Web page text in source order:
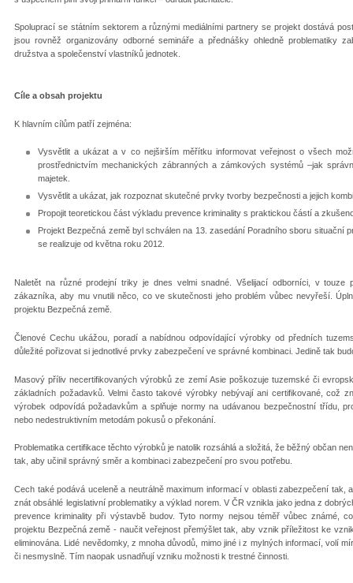
Spoluprací se státním sektorem a různými mediálními partnery se projekt dostává
jsou rovněž organizovány odborné semináře a přednášky ohledně problematiky
družstva a společenství vlastníků jednotek.
Cíle a obsah projektu
K hlavním cílům patří zejména:
Vysvětlit a ukázat a v co nejširším měřítku informovat veřejnost o všech
prostřednictvím mechanických zábranných a zámkových systémů –jak
majetek.
Vysvětlit a ukázat, jak rozpoznat skutečné prvky tvorby bezpečnosti a jejich
Propojit teoretickou část výkladu prevence kriminality s praktickou částí a
Projekt Bezpečná země byl schválen na 13. zasedání Poradního sboru situační
se realizuje od května roku 2012.
Naletět na různé prodejní triky je dnes velmi snadné. Všelijací odborníci, v touze
zákazníka, aby mu vnutili něco, co ve skutečnosti jeho problém vůbec nevyřeší.
projektu Bezpečná země.
Členové Cechu ukážou, poradí a nabídnou odpovídající výrobky od předních
důležité pořizovat si jednotlivé prvky zabezpečení ve správné kombinaci. Jedině tak
Masový příliv necertifikovaných výrobků ze zemí Asie poškozuje tuzemské či
základních požadavků. Velmi často takové výrobky nebývají ani certifikované, což
výrobek odpovídá požadavkům a splňuje normy na udávanou bezpečnostní třídu,
nebo nedestruktivním metodám pokusů o překonání.
Problematika certifikace těchto výrobků je natolik rozsáhlá a složitá, že běžný občan
tak, aby učinil správný směr a kombinaci zabezpečení pro svou potřebu.
Cech také podává uceleně a neutrálně maximum informací v oblasti zabezpečení tak,
znát obsáhlé legislativní problematiky a výklad norem. V ČR vznikla jako jedna z
prevence kriminality při výstavbě budov. Tyto normy nejsou téměř vůbec známé,
projektu Bezpečná země - naučit veřejnost přemýšlet tak, aby vznik příležitost ke
eliminována. Lidé nevědomky, z mnoha důvodů, mimo jiné i z mylných informací, volí
či nesmyslně. Tím naopak usnadňují vzniku možnosti k trestné činnosti.